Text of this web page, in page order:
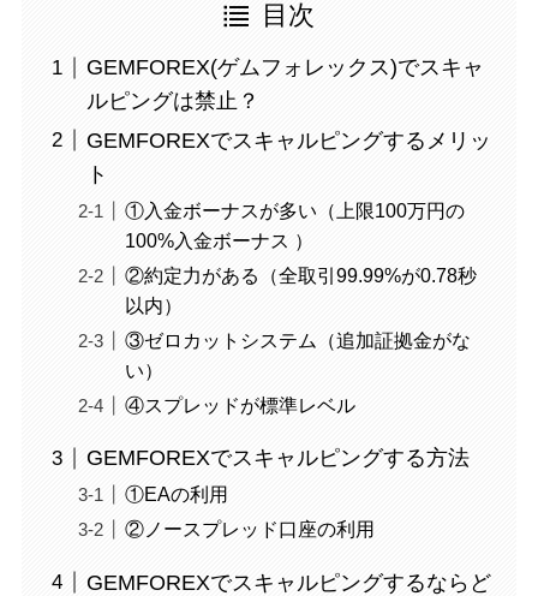
目次
GEMFOREX(ゲムフォレックス)でスキャ
ルピングは禁止？
GEMFOREXでスキャルピングするメリッ
ト
①入金ボーナスが多い（上限100万円の
100%入金ボーナス ）
②約定力がある（全取引99.99%が0.78秒
以内）
③ゼロカットシステム（追加証拠金がな
い）
④スプレッドが標準レベル
GEMFOREXでスキャルピングする方法
①EAの利用
②ノースプレッド口座の利用
GEMFOREXでスキャルピングするならど